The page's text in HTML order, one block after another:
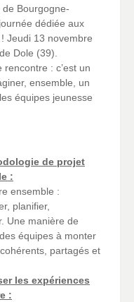
Bourgogne-
dédiée aux
Jeudi 13 novembre
Dole (39).
rencontre : c’est un
ensemble, un
équipes jeunesse
de projet
:
ensemble :
planifier,
Une manière de
équipes à monter
partagés et
les expériences
: